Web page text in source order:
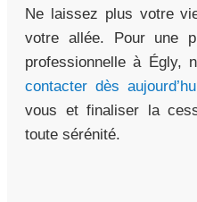
Ne laissez plus votre
votre allée. Pour une
professionnelle à Égly,
contacter dès
vous et finaliser la
toute sérénité.